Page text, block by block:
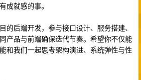
成就感的事。
的后端开发，参与接口设计、服务搭建、
产品与前端确保迭代节奏。希望你不仅能
和我们一起思考架构演进、系统弹性与性